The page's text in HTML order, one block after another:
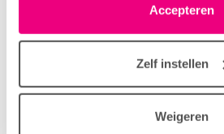
linksonder elke pagina. De lijst met
in het tabblad “details”.
Accepteren
Zelf instellen
Weigeren
ik denk chili sin carne, of zalm
Reactie op Juno92